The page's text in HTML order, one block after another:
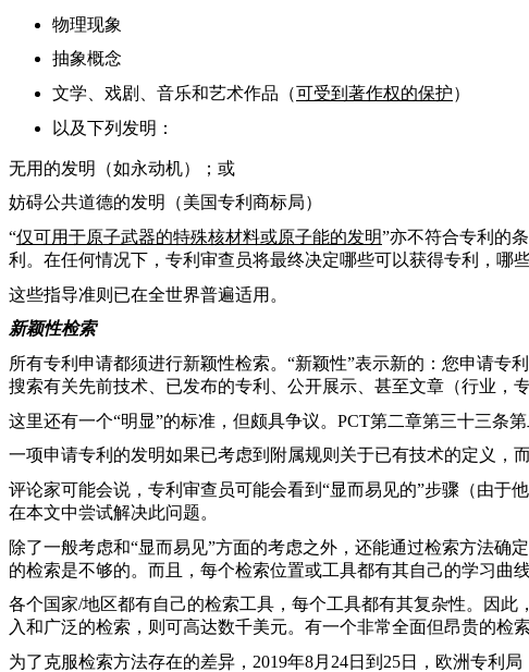
物理现象
抽象概念
文学、戏剧、音乐和艺术作品（可受到著作权的保护）
以及下列发明：
无用的发明（如永动机）；或
妨碍公共道德的发明（美国专利商标局）
“仅可用于原子武器的特殊核材料或原子能的发明”亦不符合专利的条
利。在任何情况下，专利审查员将最终决定哪些可以获得专利，哪
这些指导准则已在全世界普遍适用。
新颖性检索
所有专利申请都须进行新颖性检索。 “新颖性”表示新的： 您申请专
搜索有关先前技术、已发布的专利、公开展示、甚至文章（行业，
这里还有一个“明显”的标准，但颇具争议。PCT第二章第三十三条第
一项申请专利的发明如果已考虑到附属规则关于已有技术的定义，
评论家可能会说，专利审查员可能会看到 “显而易见的”步骤（由于
在本文中尝试解决此问题。
除了一般考虑和“显而易见”方面的考虑之外，还能通过检索方法确定
的检索是不够的。而且，每个检索位置或工具都有其自己的学习曲线
各个国家/地区都有自己的检索工具，每个工具都有其复杂性。因
入和广泛的检索，则可高达数千美元。 有一个非常全面但昂贵的检
为了克服检索方法存在的差异，2019年8月24日到25日，欧洲专利